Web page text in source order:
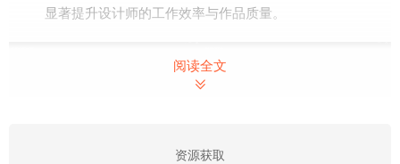
显著提升设计师的工作效率与作品质量。
阅读全文
资源获取